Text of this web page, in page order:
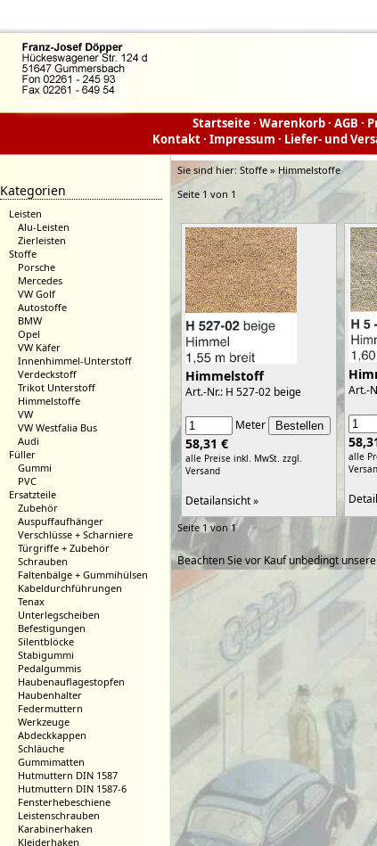
Startseite· Warenkorb· AGB ·
Kontakt· Impressum · Liefer- und
Kategorien
Leisten
Alu-Leisten
Zierleisten
Stoffe
Porsche
Mercedes
VW Golf
Autostoffe
BMW
Opel
VW Käfer
Innenhimmel-Unterstoff
Verdeckstoff
Trikot Unterstoff
Himmelstoffe
VW
VW Westfalia Bus
Audi
Füller
Gummi
PVC
Ersatzteile
Zubehör
Auspuffaufhänger
Verschlüsse + Scharniere
Türgriffe + Zubehör
Schrauben
Faltenbälge + Gummihülsen
Kabeldurchführungen
Tenax
Unterlegscheiben
Befestigungen
Silentblöcke
Stabigummi
Pedalgummis
Haubenauflagestopfen
Haubenhalter
Federmuttern
Werkzeuge
Abdeckkappen
Schläuche
Gummimatten
Hutmuttern DIN 1587
Hutmuttern DIN 1587-6
Fensterhebeschiene
Leistenschrauben
Karabinerhaken
Kleiderhaken
Sie sind hier: Stoffe » Himmelstoffe
Seite 1 von 1
Himmelstoff
Art.-Nr.: H 527-02 beige
Meter
58,31 €
alle Preise inkl. MwSt. zzgl.
Versand
Detailansicht »
Art.-
alle
Seite 1 von 1
Beachten Sie vor Kauf unbedingt